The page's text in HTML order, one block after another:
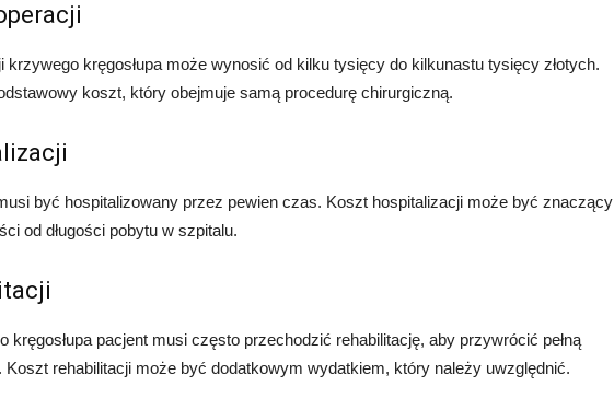
krzywego kręgosłupa może wynosić od kilku tysięcy do kilkunastu tysięcy złotych.
koszt, który obejmuje samą procedurę chirurgiczną.
być hospitalizowany przez pewien czas. Koszt hospitalizacji może być znaczący
od długości pobytu w szpitalu.
kręgosłupa pacjent musi często przechodzić rehabilitację, aby przywrócić pełną
rehabilitacji może być dodatkowym wydatkiem, który należy uwzględnić.